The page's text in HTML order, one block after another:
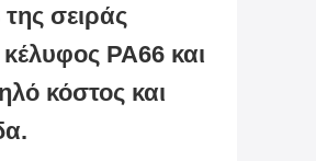
σειράς
PA66 και
κόστος και